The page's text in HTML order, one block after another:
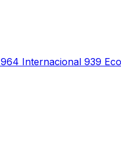
964 Internacional 939